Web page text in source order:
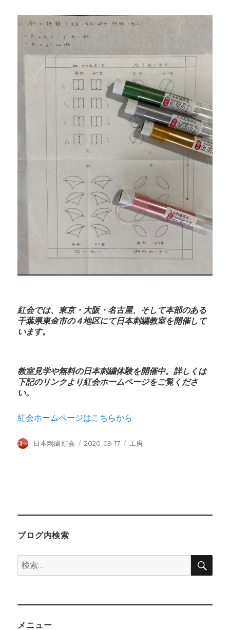
紅会では、東京・大阪・名古屋、そして本部のある
千葉県東金市の４地区にて日本刺繍教室を開催して
います。
教室見学や無料の日本刺繍体験を開催中。詳しくは
下記のリンクより紅会ホームページをご覧くださ
い。
紅会ホームページはこちらから
投
日本刺繍 紅会
投
2020-09-17
カ
工房
ブログ内検索
検
索:
検
メニュー